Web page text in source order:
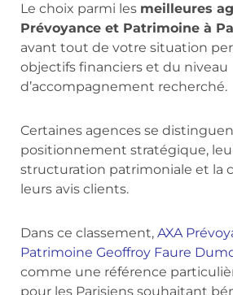
Le choix parmi les meilleures
Prévoyance et Patrimoine à
avant tout de votre situation
objectifs financiers et du niveau
d’accompagnement recherché.
Certaines agences se
positionnement stratégique,
structuration patrimoniale et la
leurs avis clients.
Dans ce classement, AXA
Patrimoine Geoffroy Faure
comme une référence
pour les Parisiens souhaitant